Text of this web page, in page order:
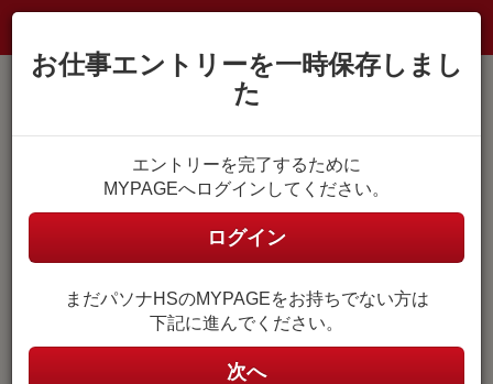
MYPAGE登録がお済みの方
MYPAGEにログイン
ユーザ名
(メールアドレス)
ユーザ名はご自身で設定したメールアドレスです。
パスワード
お仕事エントリーを一時保存しまし
た
エントリーを完了するために
MYPAGEへログインしてください。
ログイン
まだパソナHSのMYPAGEをお持ちでない方は
下記に進んでください。
次へ